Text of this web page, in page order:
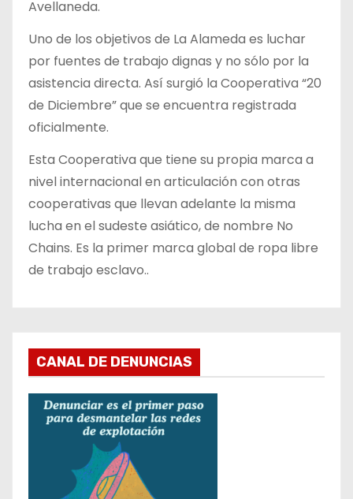
Avellaneda.
Uno de los objetivos de La Alameda es luchar
por fuentes de trabajo dignas y no sólo por la
asistencia directa. Así surgió la Cooperativa “20
de Diciembre” que se encuentra registrada
oficialmente.
Esta Cooperativa que tiene su propia marca a
nivel internacional en articulación con otras
cooperativas que llevan adelante la misma
lucha en el sudeste asiático, de nombre No
Chains. Es la primer marca global de ropa libre
de trabajo esclavo..
CANAL DE DENUNCIAS